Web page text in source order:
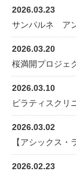
2026.03.23
サンパルネ ア
2026.03.20
桜満開プロジ
2026.03.10
ピラティスクリ
2026.03.02
【アシックス
2026.02.23